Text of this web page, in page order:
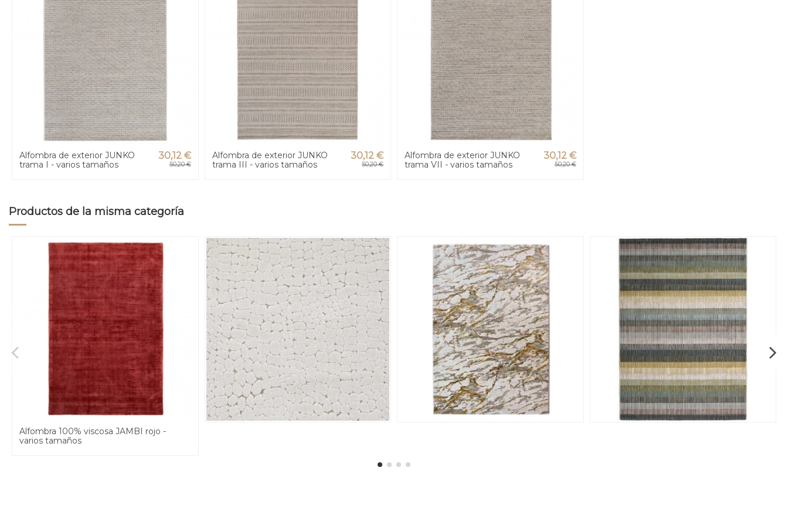
Alfombra de exterior JUNKO
trama I - varios tamaños
30,12 €
50,20 €
Alfombra de exterior JUNKO
trama III - varios tamaños
30,12 €
50,20 €
Alfombra de exterior JUNKO
trama VII - varios tamaños
30,12 €
50,20 €
Productos de la misma categoría
Alfombra 100% viscosa JAMBI rojo -
varios tamaños